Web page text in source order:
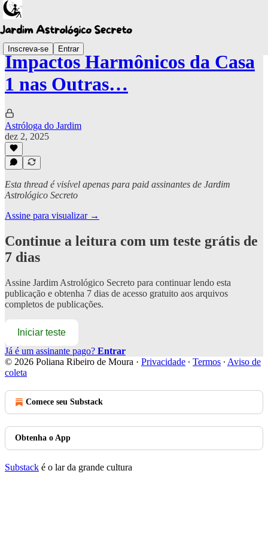
Inscreva-se Entrar
Impactos Harmônicos da Casa
1 nas Outras…
Astróloga do Jardim
dez 2, 2025
Esta thread é visível apenas para paid assinantes de Jardim
Astrológico Secreto
Assine para visualizar →
Continue a leitura com um teste grátis de
7 dias
Assine Jardim Astrológico Secreto para continuar lendo esta
publicação e obtenha 7 dias de acesso gratuito aos arquivos
completos de publicações.
Iniciar teste
Já é um assinante pago? Entrar
© 2026 Poliana Ribeiro de Moura · Privacidade ∙ Termos ∙ Aviso de
coleta
Comece seu Substack
Obtenha o App
Substack é o lar da grande cultura